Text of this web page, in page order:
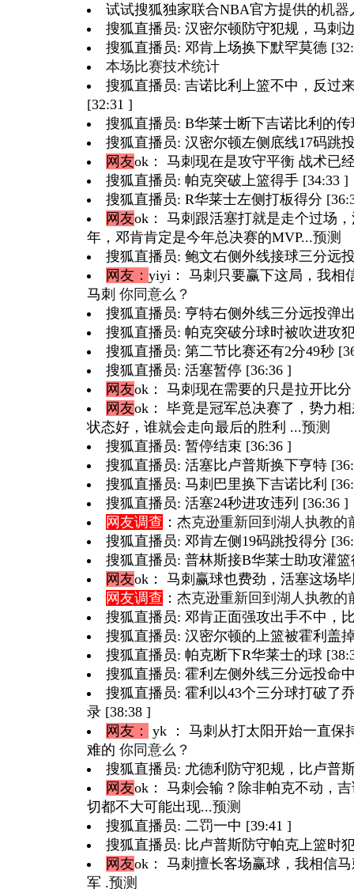
试试搜狐独家联合NBA官方提供的机器
搜狐直播员: 汉密尔顿防守犯规，马刺
搜狐直播员: 邓肯上场换下默罕莫德
本场比赛技术统计
搜狐直播员: 吉诺比利上篮不中，反过
[32:31 ]
搜狐直播员: B华莱士断下吉诺比利的传
搜狐直播员: 汉密尔顿左侧底线17码跳
网友ok： 马刺现在是攻守平衡 战术已
搜狐直播员: 帕克突破上篮得手 [34:33 ]
搜狐直播员: R华莱士左侧打板得分
网友ok： 马刺跟活塞打就是走个过场
年，邓肯肯定是今年总决赛的MVP...预测
搜狐直播员: 鲍文右侧外线接球三分远
网友： yiyi ： 马刺只要赢下这局，我
马刺 你同意么？
搜狐直播员: 亨特右侧外线三分远投弹
搜狐直播员: 帕克突破分球时被吹进攻
搜狐直播员: 第二节比赛还有2分49秒
搜狐直播员: 活塞暂停 [36:36 ]
网友ok： 马刺现在需要的只是拉开比
网友ok： 毕竟是冠军总决赛了，势力
状态好，谁就会走向最后的胜利 ...预测
搜狐直播员: 暂停结束 [36:36 ]
搜狐直播员: 活塞比卢普斯换下亨特
搜狐直播员: 马刺巴里换下吉诺比利
搜狐直播员: 活塞24秒进攻违列 [36:36 ]
网友调查 ： 杰克逊重新回到湖人执教的
搜狐直播员: 邓肯左侧19码跳投得分
搜狐直播员: 普林斯接B华莱士助攻灌篮
网友ok： 马刺赢球也费劲，活塞这场
网友调查 ： 杰克逊重新回到湖人执教的
搜狐直播员: 邓肯正面强攻出手不中，
搜狐直播员: 汉密尔顿的上篮被霍利盖
搜狐直播员: 帕克断下R华莱士的球
搜狐直播员: 霍利左侧外线三分远投命
搜狐直播员: 霍利以43个三分球打破了
录 [38:38 ]
网友：
yk
： 马刺从打太阳开始一直
难的 你同意么？
搜狐直播员: 尤德利防守犯规，比卢普
网友ok： 马刺会输？除非帕克不动，
切都不大可能出现...预测
搜狐直播员: 二罚一中 [39:41 ]
搜狐直播员: 比卢普斯防守帕克上篮时
网友ok： 马刺擅长客场赢球，我相信
军 .预测